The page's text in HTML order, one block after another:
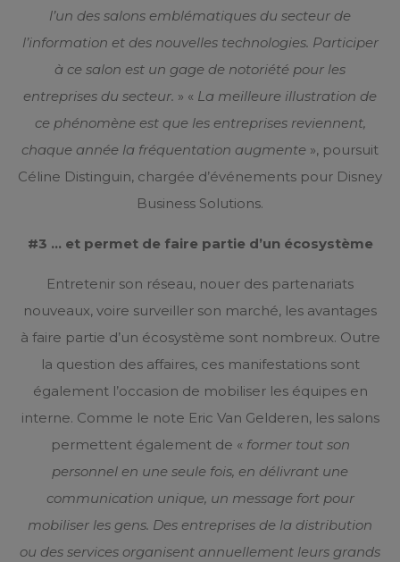
l’un des salons emblématiques du secteur de
l’information et des nouvelles technologies. Participer
à ce salon est un gage de notoriété pour les
entreprises du secteur. » « La meilleure illustration de
ce phénomène est que les entreprises reviennent,
chaque année la fréquentation augmente », poursuit
Céline Distinguin, chargée d’événements pour Disney
Business Solutions.
#3 … et permet de faire partie d’un écosystème
Entretenir son réseau, nouer des partenariats
nouveaux, voire surveiller son marché, les avantages
à faire partie d’un écosystème sont nombreux. Outre
la question des affaires, ces manifestations sont
également l’occasion de mobiliser les équipes en
interne. Comme le note Eric Van Gelderen, les salons
permettent également de « former tout son
personnel en une seule fois, en délivrant une
communication unique, un message fort pour
mobiliser les gens. Des entreprises de la distribution
ou des services organisent annuellement leurs grands